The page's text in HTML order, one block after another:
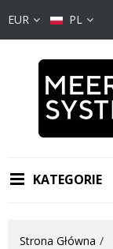
EUR PL
KATEGORIE
Strona Główna